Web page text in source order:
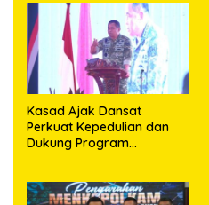
Kasad Ajak Dansat
Perkuat Kepedulian dan
Dukung Program